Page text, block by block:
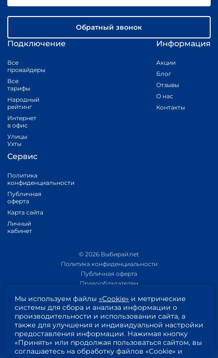
Подключение
Все
провайдеры
Все
тарифы
Народный
рейтинг
Интернет
в офис
Улицы
Ухты
Информация
Акции
Блог
Отзывы
О нас
Контакты
Сервис
Политика
конфиденциальности
Публичная
оферта
Карта сайта
Личный
кабинет
Обратный звонок
© 2026 Выбирай.net
Политика конфиденциальности
Публичная оферта
Правообладателям
Приложение 1
Приложение 2
Согласие на обработку персональных данных
Пользовательское соглашение
Мы используем файлы «Cookie» и метрические
системы для сбора и анализа информации о
производительности и использовании сайта, а
также для улучшения и индивидуальной настройки
предоставления информации. Нажимая кнопку
«Принять» или продолжая пользоваться сайтом, вы
соглашаетесь на обработку файлов «Cookie» и